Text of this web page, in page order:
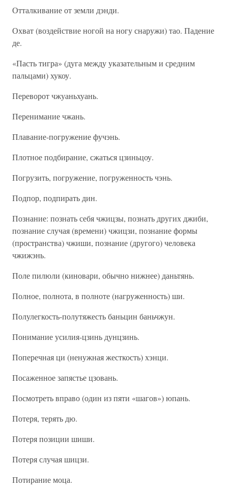
Отталкивание от земли дэнди.
Охват (воздействие ногой на ногу снаружи) тао. Падение
де.
«Пасть тигра» (дуга между указательным и средним
пальцами) хукоу.
Переворот чжуаньхуань.
Перенимание чжань.
Плавание-погружение фучэнь.
Плотное подбирание, сжаться цзиньцоу.
Погрузить, погружение, погруженность чэнь.
Подпор, подпирать дин.
Познание: познать себя чжицзы, познать других джиби,
познание случая (времени) чжицзи, познание формы
(пространства) чжиши, познание (другого) человека
чжижэнь.
Поле пилюли (киновари, обычно нижнее) даньтянь.
Полное, полнота, в полноте (нагруженность) ши.
Полулегкость-полутяжесть баньцин баньчжун.
Понимание усилия-цзинь дунцзинь.
Поперечная ци (ненужная жесткость) хэнци.
Посаженное запястье цзовань.
Посмотреть вправо (один из пяти «шагов») юпань.
Потеря, терять дю.
Потеря позиции шиши.
Потеря случая шицзи.
Потирание моца.